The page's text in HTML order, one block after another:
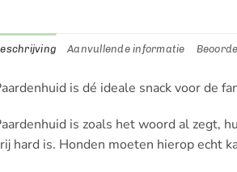
Aanvullende informatie
is dé ideale snack voor de
is zoals het woord al zegt,
hard is. Honden moeten hierop echt